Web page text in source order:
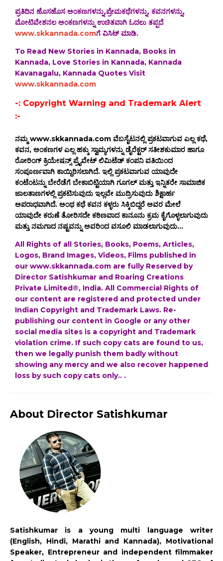
ಪ್ರತಿದಿನ ಹೊಸಹೊಸ ಅಂಕಣಗಳನ್ನು,ಪ್ರೇಮಕಥೆಗಳನ್ನು, ಕವನಗಳನ್ನು,
ಮೋಟಿವೇಶನಲ ಅಂಕಣಗಳನ್ನು ಉಚಿತವಾಗಿ ಓದಲು ತಪ್ಪದೆ
www.skkannada.comಗೆ ವಿಸಿಟ್ ಮಾಡಿ.
To Read New Stories in Kannada, Books in
Kannada, Love Stories in Kannada, Kannada
Kavanagalu, Kannada Quotes Visit
www.skkannada.com
-: Copyright Warning and Trademark Alert
:-
ನಮ್ಮ www.skkannada.com ವೆಬಸೈಟನಲ್ಲಿ ಪ್ರಕಟವಾಗುವ ಎಲ್ಲ ಕಥೆ,
ಕವನ, ಅಂಕಣಗಳ ಎಲ್ಲ ಹಕ್ಕು ಸ್ವಾಮ್ಯಗಳನ್ನು ಡೈರೆಕ್ಟರ್ ಸತೀಶಕುಮಾರ ಹಾಗೂ
ರೋರಿಂಗ್ ಕ್ರಿಯೇಷನ್ಸ್ ಪ್ರೈವೇಟ್ ಲಿಮಿಟೆಡ್ ಕಂಪನಿ ವತಿಯಿಂದ
ಸಂಪೂರ್ಣವಾಗಿ ಕಾಯ್ದಿರಿಸಲಾಗಿದೆ. ಇಲ್ಲಿ ಪ್ರಕಟವಾಗುವ ಯಾವುದೇ
ಕಂಟೆಂಟನ್ನು ಬೇರೆಡೆಗೆ ಬೇಕಾಬಿಟ್ಟಿಯಾಗಿ ಗೂಗಲ್ ಮತ್ತು ಇನ್ನಿತರೇ ಸಾಮಾಜಿಕ
ಜಾಲತಾಣಗಳಲ್ಲಿ ಪ್ರಕಟಿಸುವುದು ಇಲ್ಲವೇ ಮುದ್ರಿಸುವುದು ಶಿಕ್ಷಾರ್ಹ
ಅಪರಾಧವಾಗಿದೆ. ಅಂಥ ಕಥೆ ಕವನ ಕಳ್ಳರು ಸಿಕ್ಕಿಬಿದ್ದರೆ ಅವರ ಮೇಲೆ
ಯಾವುದೇ ಕರುಣೆ ತೋರಿಸದೇ ಕಠಿಣವಾದ ಕಾನೂನು ಕ್ರಮ ಕೈಗೊಳ್ಳಲಾಗುವುದು
ಮತ್ತು ನಮಗಾದ ನಷ್ಟವನ್ನು ಅವರಿಂದ ವಸೂಲಿ ಮಾಡಲಾಗುವುದು...
All Rights of all Stories, Books, Poems, Articles,
Logos, Brand Images, Videos, Films published in
our www.skkannada.com are fully Reserved by
Director Satishkumar and Roaring Creations
Private Limited®, India. All Commercial Rights of
our content are registered and protected under
Indian Copyright and Trademark Laws. Re-
publishing our content in Google or any other
social media sites is a copyright and Trademark
violation crime. If such copy cats are found to us,
then we legally punish them badly without
showing any mercy and we also recover happened
loss by such copy cats only.. .
About Director Satishkumar
Satishkumar is a young multi language writer
(English, Hindi, Marathi and Kannada), Motivational
Speaker, Entrepreneur and independent filmmaker